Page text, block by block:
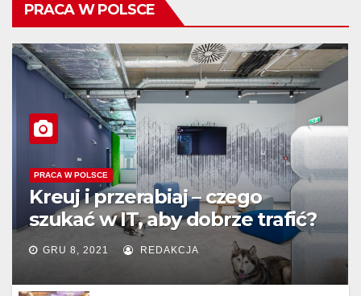
PRACA W POLSCE
PRACA W POLSCE
Kreuj i przerabiaj – czego
szukać w IT, aby dobrze trafić?
GRU 8, 2021 REDAKCJA